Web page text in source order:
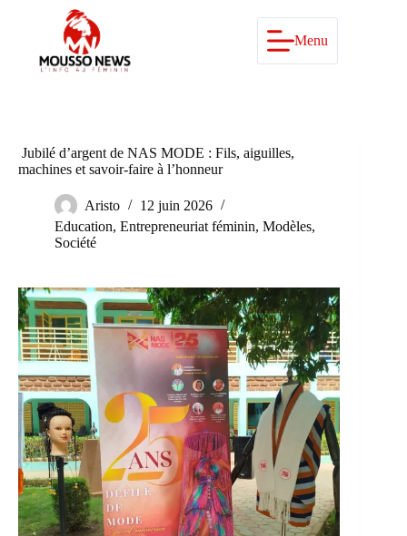
Menu
Jubilé d’argent de NAS MODE : Fils, aiguilles,
machines et savoir-faire à l’honneur
Aristo
12 juin 2026
Education, Entrepreneuriat féminin, Modèles,
Société